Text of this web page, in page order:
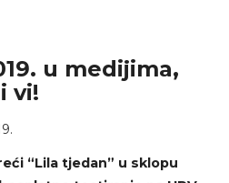
u medijima,
vi!
“Lila tjedan” u sklopu